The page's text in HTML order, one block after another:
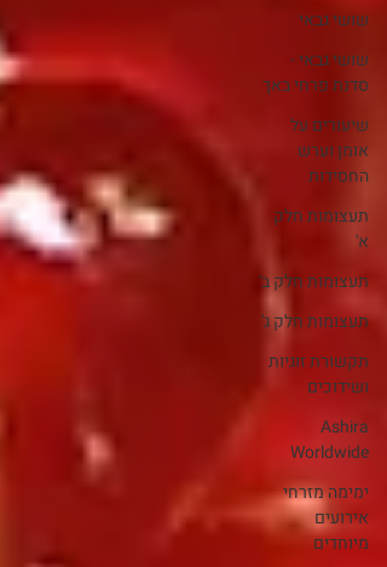
שושי גבאי
שושי גבאי -
סדנת פרחי באך
שיעורים על
אומן וערש
החסידות
תעצומות חלק
א'
תעצומות חלק ב'
תעצומות חלק ג'
תקשורת זוגיות
ושידוכים
Ashira
Worldwide
ימימה מזרחי
אירועים
מיוחדים